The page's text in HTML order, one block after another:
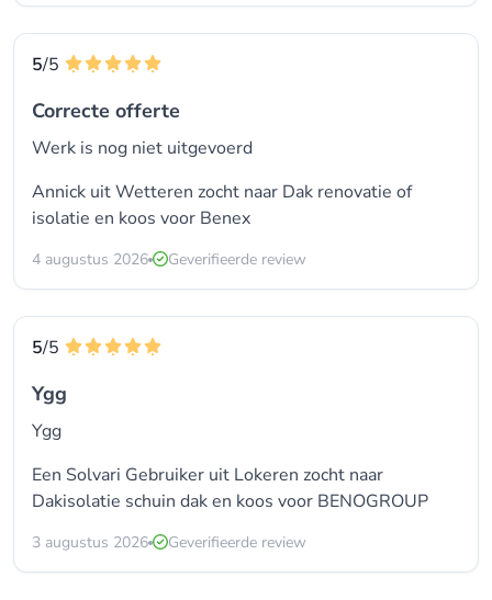
5/5
Correcte offerte
Werk is nog niet uitgevoerd
Annick uit Wetteren zocht naar Dak renovatie of
isolatie en koos voor Benex
4 augustus 2026 Geverifieerde review
5/5
Ygg
Ygg
Een Solvari Gebruiker uit Lokeren zocht naar
Dakisolatie schuin dak en koos voor BENOGROUP
3 augustus 2026 Geverifieerde review